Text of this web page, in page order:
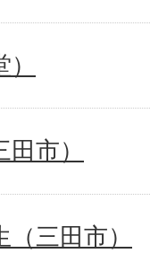
市）
三田市）